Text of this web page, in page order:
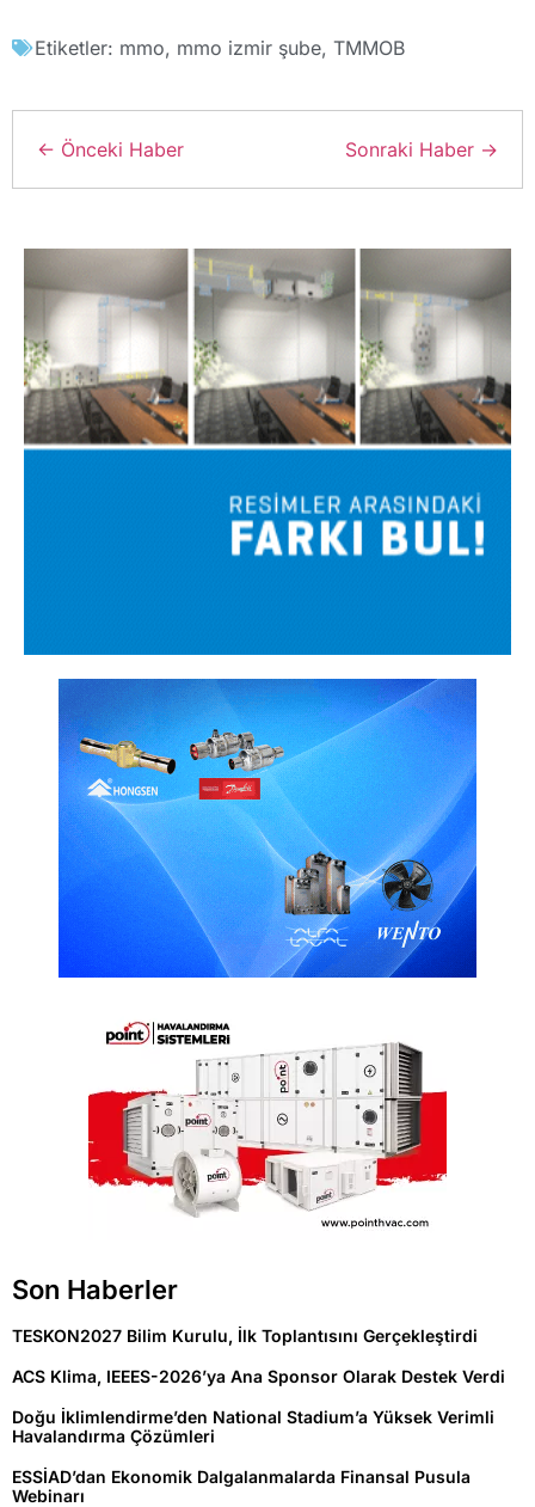
Etiketler: mmo, mmo izmir şube, TMMOB
← Önceki Haber Sonraki Haber →
Son Haberler
TESKON2027 Bilim Kurulu, İlk Toplantısını Gerçekleştirdi
ACS Klima, IEEES-2026’ya Ana Sponsor Olarak Destek Verdi
Doğu İklimlendirme’den National Stadium’a Yüksek Verimli
Havalandırma Çözümleri
ESSİAD’dan Ekonomik Dalgalanmalarda Finansal Pusula
Webinarı